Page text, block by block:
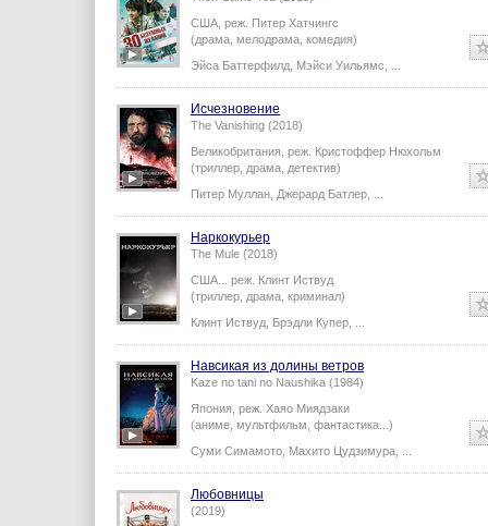
США, реж. Питер Хатчингс
(драма, мелодрама, комедия)
Эйса Баттерфилд Мэйси Уильямс
Исчезновение
The Vanishing (2018)
Великобритания, реж. Кристоффер Нюхольм
(триллер, драма, детектив)
Питер Муллан Джерард Батлер
Наркокурьер
The Mule (2018)
США... реж. Клинт Иствуд
(триллер, драма, криминал)
Клинт Иствуд Брэдли Купер
Навсикая из долины ветров
Kaze no tani no Naushika (1984)
Япония, реж. Хаяо Миядзаки
(аниме, мультфильм, фантастика...)
Суми Симамото Махито Цудзимура
Любовницы
(2019)